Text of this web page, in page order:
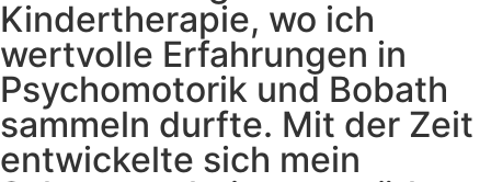
Kindertherapie, wo ich
wertvolle Erfahrungen in
Psychomotorik und Bobath
sammeln durfte. Mit der Zeit
entwickelte sich mein